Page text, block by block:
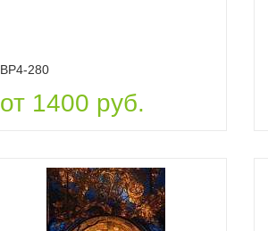
ВР4-280
от 1400 руб.